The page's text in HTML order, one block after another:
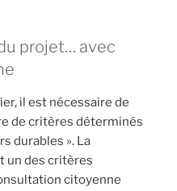
projet… avec
il est nécessaire de
de critères déterminés
durables ». La
un des critères
citoyenne